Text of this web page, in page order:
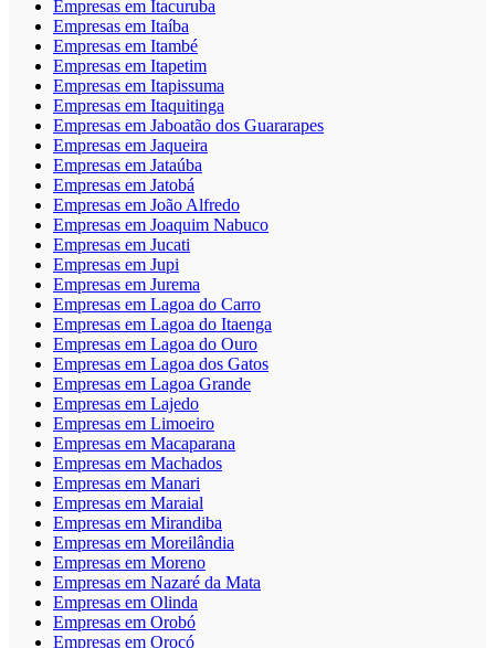
Empresas em Itacuruba
Empresas em Itaíba
Empresas em Itambé
Empresas em Itapetim
Empresas em Itapissuma
Empresas em Itaquitinga
Empresas em Jaboatão dos Guararapes
Empresas em Jaqueira
Empresas em Jataúba
Empresas em Jatobá
Empresas em João Alfredo
Empresas em Joaquim Nabuco
Empresas em Jucati
Empresas em Jupi
Empresas em Jurema
Empresas em Lagoa do Carro
Empresas em Lagoa do Itaenga
Empresas em Lagoa do Ouro
Empresas em Lagoa dos Gatos
Empresas em Lagoa Grande
Empresas em Lajedo
Empresas em Limoeiro
Empresas em Macaparana
Empresas em Machados
Empresas em Manari
Empresas em Maraial
Empresas em Mirandiba
Empresas em Moreilândia
Empresas em Moreno
Empresas em Nazaré da Mata
Empresas em Olinda
Empresas em Orobó
Empresas em Orocó